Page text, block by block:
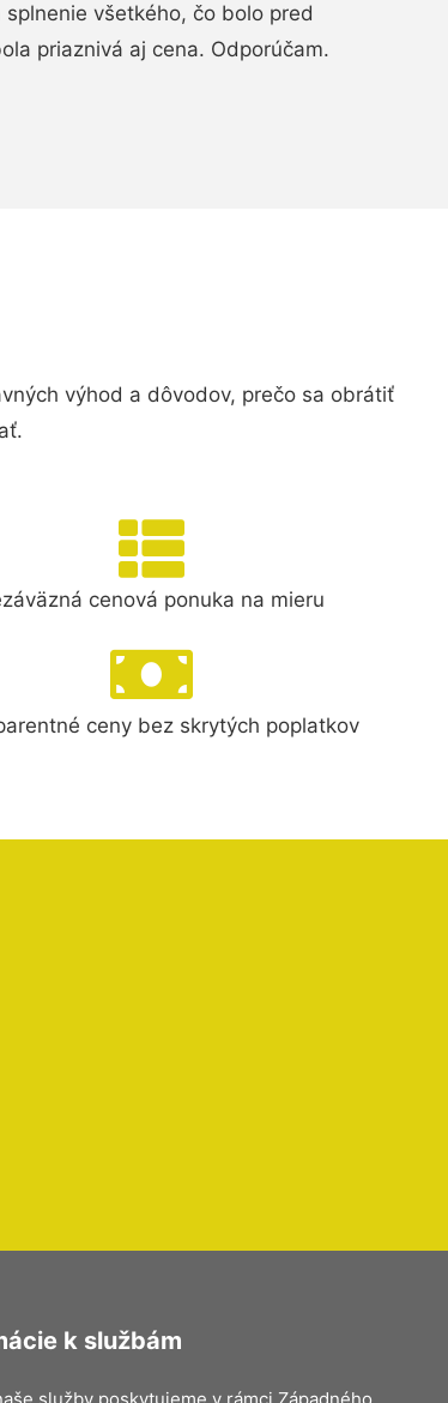
všetkého, čo bolo pred
priaznivá aj cena. Odporúčam.
výhod a dôvodov, prečo sa obrátiť
cenová ponuka na mieru
ceny bez skrytých poplatkov
k službám